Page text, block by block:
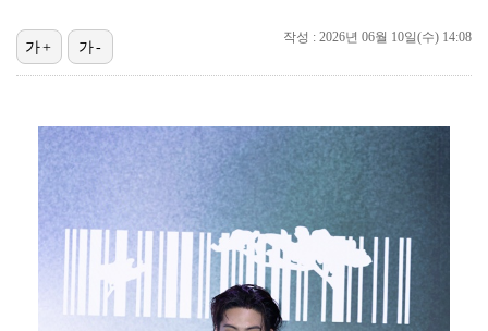
작성 : 2026년 06월 10일(수) 14:08
가+ 가-